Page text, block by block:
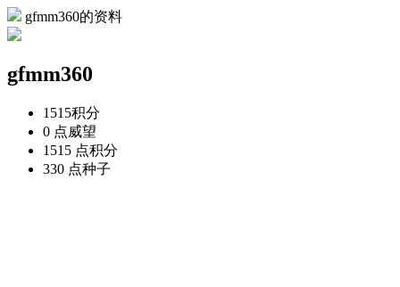
gfmm360的资料
gfmm360
1515积分
0 点威望
1515 点积分
330 点种子